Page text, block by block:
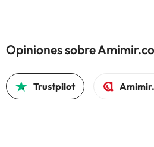
Opiniones sobre
Trustpilot